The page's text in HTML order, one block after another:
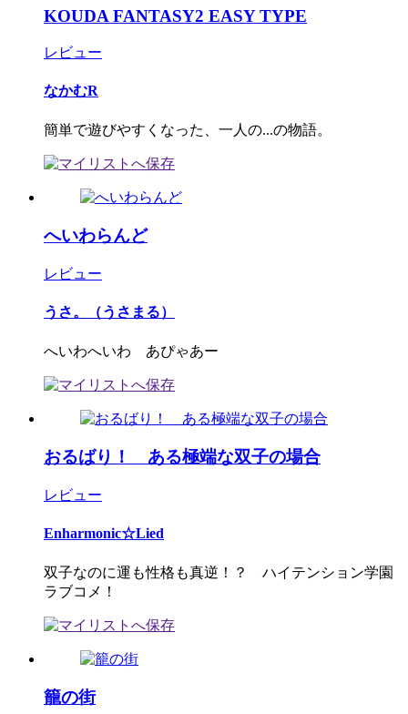
KOUDA FANTASY2 EASY TYPE
レビュー
なかむR
簡単で遊びやすくなった、一人の...の物語。
へいわらんど
レビュー
うさ。（うさまる）
へいわへいわ あぴゃあー
おるばり！ ある極端な双子の場合
レビュー
Enharmonic☆Lied
双子なのに運も性格も真逆！？ ハイテンション学園
ラブコメ！
籠の街